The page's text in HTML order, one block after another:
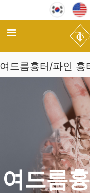
메뉴
여드름흉터/파인 흉
여드름